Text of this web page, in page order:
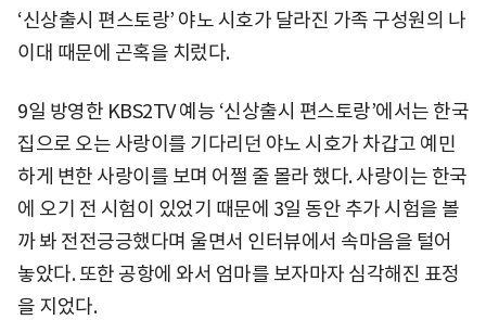
‘신상출시 편스토랑’ 야노 시호가 달라진 가족 구성원의 나
이대 때문에 곤혹을 치렀다.
9일 방영한 KBS2TV 예능 ‘신상출시 편스토랑’에서는 한국
집으로 오는 사랑이를 기다리던 야노 시호가 차갑고 예민
하게 변한 사랑이를 보며 어쩔 줄 몰라 했다. 사랑이는 한국
에 오기 전 시험이 있었기 때문에 3일 동안 추가 시험을 볼
까 봐 전전긍긍했다며 울면서 인터뷰에서 속마음을 털어
놓았다. 또한 공항에 와서 엄마를 보자마자 심각해진 표정
을 지었다.